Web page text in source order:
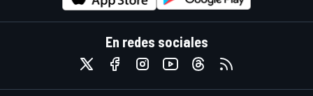
En redes sociales